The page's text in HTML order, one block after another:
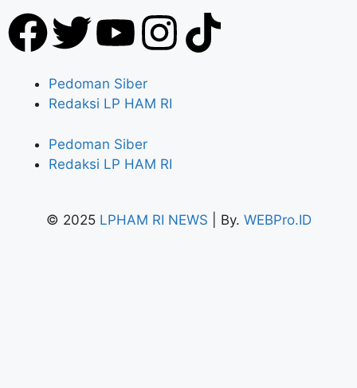
Pedoman Siber
Redaksi LP HAM RI
Pedoman Siber
Redaksi LP HAM RI
© 2025 LPHAM RI NEWS | By. WEBPro.ID